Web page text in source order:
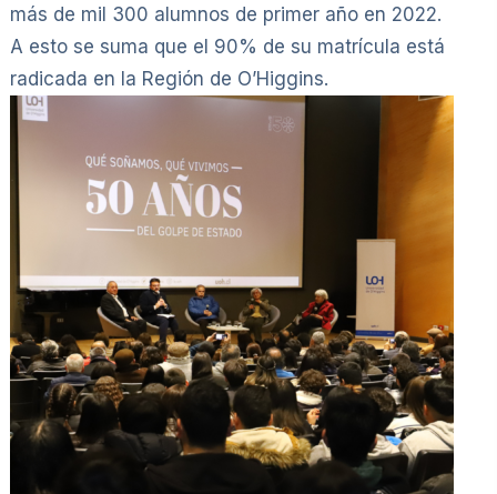
más de mil 300 alumnos de primer año en 2022.
A esto se suma que el 90% de su matrícula está
radicada en la Región de O’Higgins.